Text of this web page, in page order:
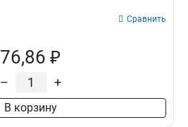
Сравнить
76,86 ₽
– +
В корзину